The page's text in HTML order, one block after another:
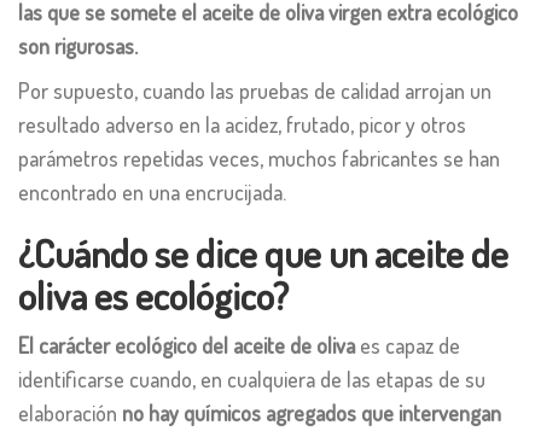
las que se somete el aceite de oliva virgen extra ecológico
son rigurosas.
Por supuesto, cuando las pruebas de calidad arrojan un
resultado adverso en la acidez, frutado, picor y otros
parámetros repetidas veces, muchos fabricantes se han
encontrado en una encrucijada.
¿Cuándo se dice que un aceite de
oliva es ecológico?
El carácter ecológico del aceite de olivaes capaz de
identificarse cuando, en cualquiera de las etapas de su
elaboración no hay químicos agregados que intervengan